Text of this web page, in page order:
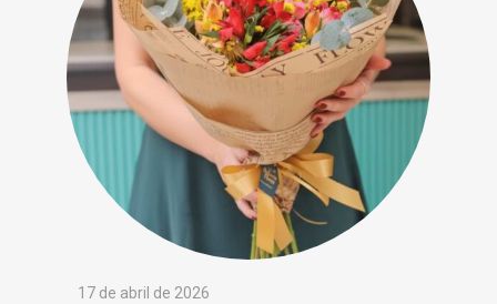
17 de abril de 2026